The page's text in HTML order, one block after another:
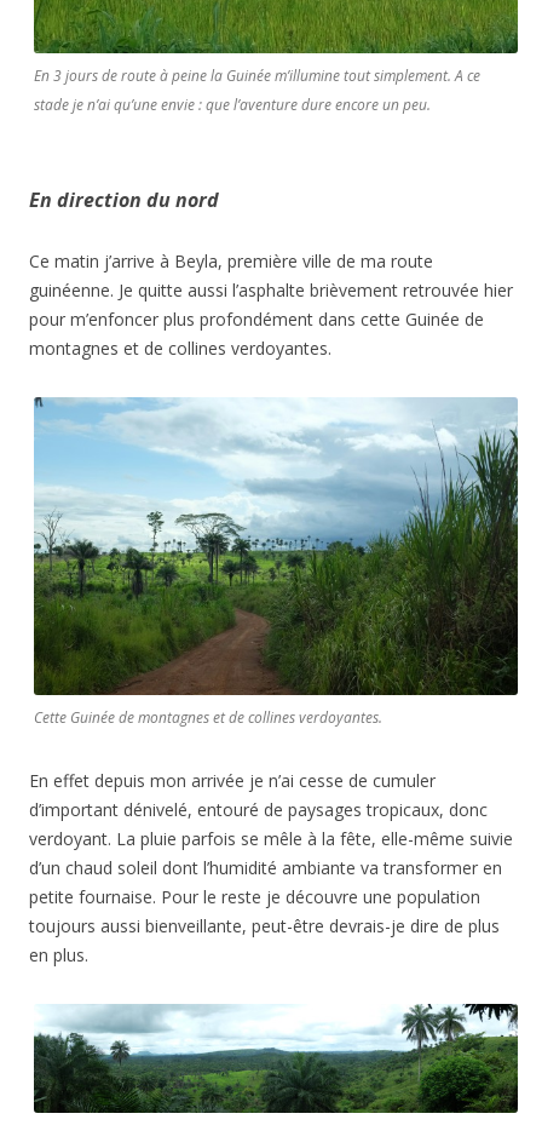
En 3 jours de route à peine la Guinée m’illumine tout simplement. A ce
stade je n’ai qu’une envie : que l’aventure dure encore un peu.
En direction du nord
Ce matin j’arrive à Beyla, première ville de ma route
guinéenne. Je quitte aussi l’asphalte brièvement retrouvée hier
pour m’enfoncer plus profondément dans cette Guinée de
montagnes et de collines verdoyantes.
Cette Guinée de montagnes et de collines verdoyantes.
En effet depuis mon arrivée je n’ai cesse de cumuler
d’important dénivelé, entouré de paysages tropicaux, donc
verdoyant. La pluie parfois se mêle à la fête, elle-même suivie
d’un chaud soleil dont l’humidité ambiante va transformer en
petite fournaise. Pour le reste je découvre une population
toujours aussi bienveillante, peut-être devrais-je dire de plus
en plus.